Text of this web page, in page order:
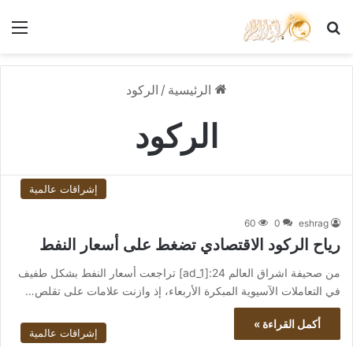
بحث عن
الرئيسية / الركود
الركود
إشراقات عالمية
eshrag
0
60
رياح الركود الاقتصادي تضغط على أسعار النفط
من صحيفة اشراق العالم 24:[ad_1] تراجعت أسعار النفط بشكل طفيف
في التعاملات الآسيوية المبكرة الأربعاء، إذ وازنت علامات على تقلص…
أكمل القراءة »
إشراقات عالمية